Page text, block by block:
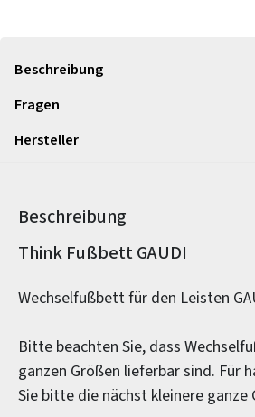
Beschreibung
Fragen
Hersteller
Beschreibung
Produktinformationen
Think Fußbett GAUDI
Wechselfußbett für den Leisten
Bitte beachten Sie, dass
ganzen Größen lieferbar sind. Für
Sie bitte die nächst kleinere ganze